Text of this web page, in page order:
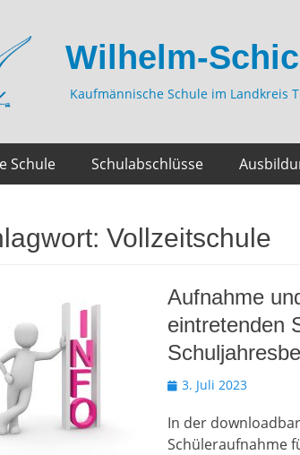
Wilhelm-
Kaufmännische Schule im Landkreis
Schule Schulabschlüsse
Vollzeitschule
Aufnahme
eintretenden
Veröffentlicht
3. Juli 2023
In der
Schüleraufnahme